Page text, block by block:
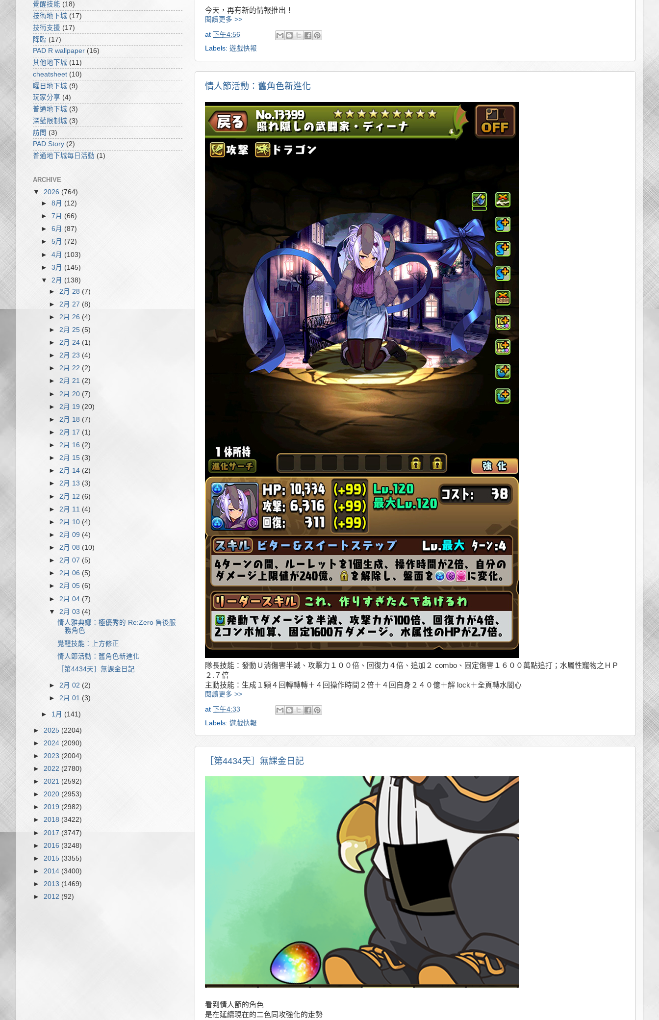
今天，再有新的情報推出！
閱讀更多 >>
at
下午4:56
Labels: 遊戲快報
情人節活動：舊角色新進化
隊長技能：發動Ｕ消傷害半減、攻擊力１００倍、回復力４倍、追加２ combo、固定傷害１６００萬點追打；水屬性寵物之ＨＰ
２.７倍
主動技能：生成１顆４回轉轉轉＋４回操作時間２倍＋４回自身２４０億＋解 lock＋全頁轉水闇心
閱讀更多 >>
at
下午4:33
Labels: 遊戲快報
［第4434天］無課金日記
看到情人節的角色
是在延續現在的二色同攻強化的走勢
覺醒技能 (18)
技術地下城 (17)
技術支援 (17)
降臨 (17)
PAD R wallpaper (16)
其他地下城 (11)
cheatsheet (10)
曜日地下城 (9)
玩家分享 (4)
普通地下城 (3)
深藍限制城 (3)
訪問 (3)
PAD Story (2)
普通地下城每日活動 (1)
ARCHIVE
▼ 2026 (764)
►8月(12)
►7月 (66)
►6月(87)
►5月(72)
►4月 (103)
►3月(145)
▼ 2月 (138)
► 2月 28(7)
► 2月 27 (8)
► 2月 26 (4)
► 2月 25 (5)
►2月 24 (1)
►2月 23 (4)
►2月 22 (2)
►2月 21 (2)
► 2月 20 (7)
► 2月 19 (20)
► 2月 18 (7)
► 2月 17 (1)
►2月 16 (2)
►2月 15 (3)
►2月 14 (2)
►2月 13 (3)
► 2月 12(6)
► 2月 11 (4)
► 2月 10 (4)
► 2月 09(4)
►2月 08 (10)
►2月 07(5)
►2月 06(5)
►2月 05 (6)
► 2月 04(7)
▼ 2月 03(4)
情人雅典娜：極優秀的 Re:Zero 售後服
務角色
覺醒技能：上方修正
情人節活動：舊角色新進化
［第4434天］無課金日記
► 2月 02 (2)
► 2月 01 (3)
► 1月 (141)
► 2025 (2204)
► 2024 (2090)
► 2023 (2004)
► 2022 (2780)
► 2021 (2592)
► 2020 (2953)
► 2019 (2982)
► 2018 (3422)
► 2017 (3747)
► 2016 (3248)
► 2015 (3355)
► 2014 (3400)
► 2013 (1469)
► 2012 (92)